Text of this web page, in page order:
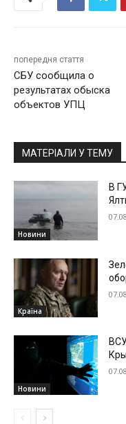
попередня стаття
СБУ сообщила о
результатах обыска
объектов УПЦ
МАТЕРІАЛИ У ТЕМУ
Новини
В
Країна
Новини